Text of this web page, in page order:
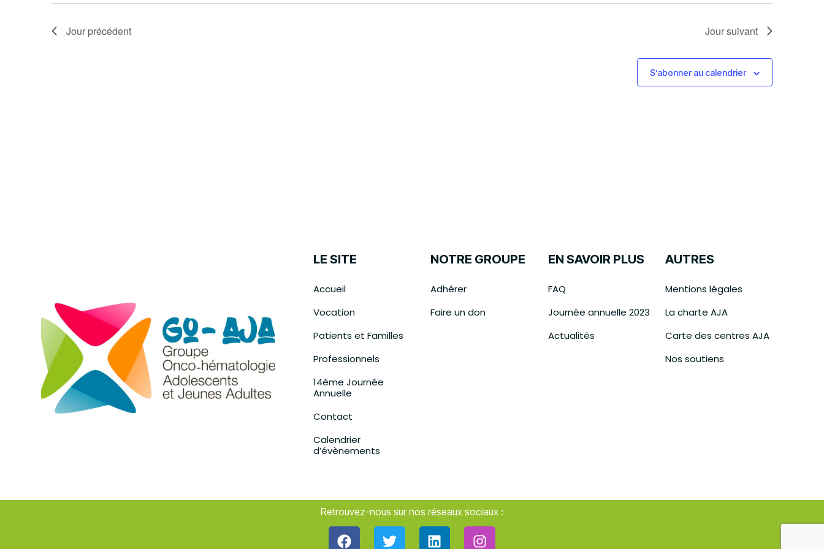
Jour précédent Jour suivant
S’abonner au calendrier
LE SITE
Accueil
Vocation
Patients et Familles
Professionnels
14ème Journée
Annuelle
Contact
Calendrier
d’évènements
NOTRE GROUPE
Adhérer
Faire un don
EN SAVOIR PLUS
FAQ
Journée annuelle 2023
Actualités
AUTRES
Mentions légales
La charte AJA
Carte des centres AJA
Nos soutiens
Retrouvez-nous sur nos réseaux sociaux :